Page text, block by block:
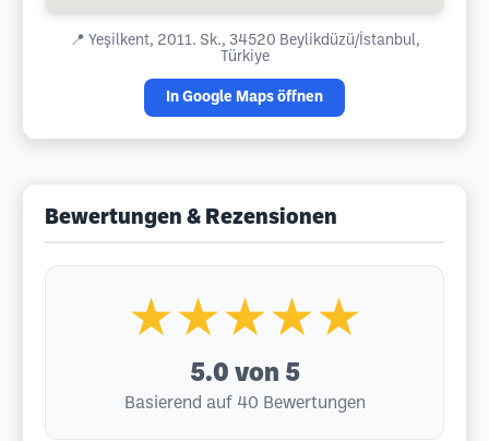
📍 Yeşilkent, 2011. Sk., 34520 Beylikdüzü/İstanbul,
Türkiye
In Google Maps öffnen
Bewertungen & Rezensionen
★★★★★
5.0 von 5
Basierend auf 40 Bewertungen